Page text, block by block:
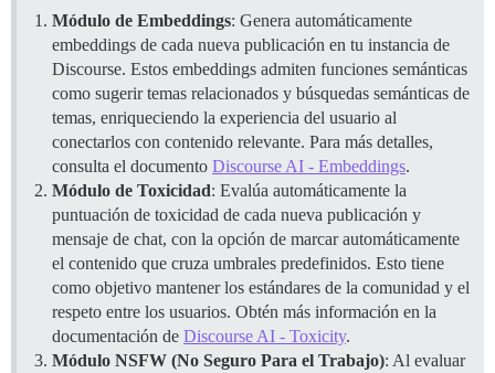
Módulo de Embeddings: Genera automáticamente
embeddings de cada nueva publicación en tu instancia de
Discourse. Estos embeddings admiten funciones semánticas
como sugerir temas relacionados y búsquedas semánticas de
temas, enriqueciendo la experiencia del usuario al
conectarlos con contenido relevante. Para más detalles,
consulta el documento Discourse AI - Embeddings.
Módulo de Toxicidad: Evalúa automáticamente la
puntuación de toxicidad de cada nueva publicación y
mensaje de chat, con la opción de marcar automáticamente
el contenido que cruza umbrales predefinidos. Esto tiene
como objetivo mantener los estándares de la comunidad y el
respeto entre los usuarios. Obtén más información en la
documentación de Discourse AI - Toxicity.
Módulo NSFW (No Seguro Para el Trabajo): Al evaluar